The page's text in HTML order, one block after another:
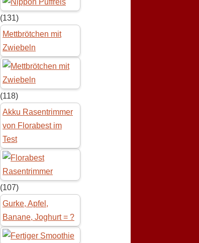
(131)
Mettbrötchen mit
Zwiebeln
(118)
Akku Rasentrimmer
von Florabest im
Test
(107)
Gurke, Apfel,
Banane, Joghurt = ?